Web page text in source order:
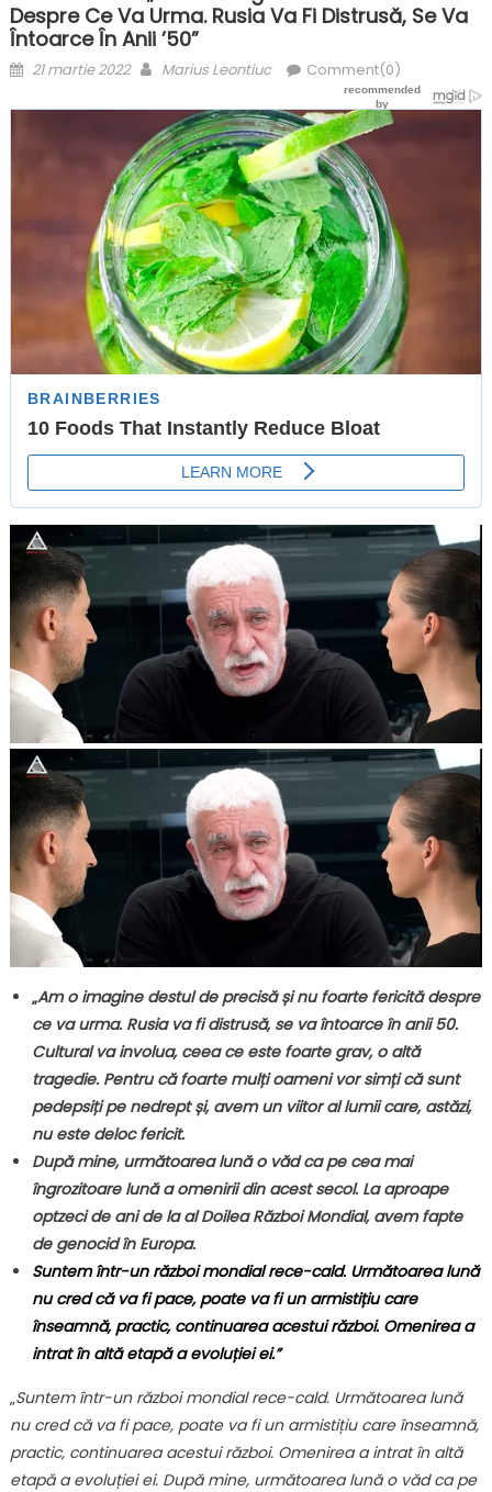
Despre Ce Va Urma. Rusia Va Fi Distrusă, Se Va
Întoarce În Anii ’50”
Posted
21 martie 2022 Author
Marius Leontiuc Comment(0)
„Am o imagine destul de precisă și nu foarte fericită despre
ce va urma. Rusia va fi distrusă, se va întoarce în anii 50.
Cultural va involua, ceea ce este foarte grav, o altă
tragedie. Pentru că foarte mulți oameni vor simți că sunt
pedepsiți pe nedrept și, avem un viitor al lumii care, astăzi,
nu este deloc fericit.
După mine, următoarea lună o văd ca pe cea mai
îngrozitoare lună a omenirii din acest secol. La aproape
optzeci de ani de la al Doilea Război Mondial, avem fapte
de genocid în Europa.
Suntem într-un război mondial rece-cald. Următoarea lună
nu cred că va fi pace, poate va fi un armistițiu care
înseamnă, practic, continuarea acestui război. Omenirea a
intrat în altă etapă a evoluției ei.”
„Suntem într-un război mondial rece-cald. Următoarea lună
nu cred că va fi pace, poate va fi un armistițiu care înseamnă,
practic, continuarea acestui război. Omenirea a intrat în altă
etapă a evoluției ei. După mine, următoarea lună o văd ca pe